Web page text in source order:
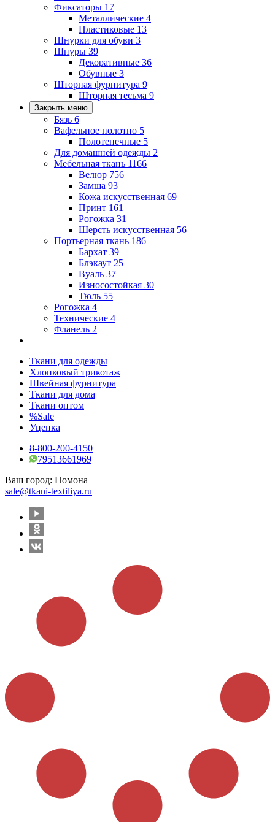
Фиксаторы 17
Металлические 4
Пластиковые 13
Шнурки для обуви 3
Шнуры 39
Декоративные 36
Обувные 3
Шторная фурнитура 9
Шторная тесьма 9
Закрыть меню
Бязь 6
Вафельное полотно 5
Полотенечные 5
Для домашней одежды 2
Мебельная ткань 1166
Велюр 756
Замша 93
Кожа искусственная 69
Принт 161
Рогожка 31
Шерсть искусственная 56
Портьерная ткань 186
Бархат 39
Блэкаут 25
Вуаль 37
Износостойкая 30
Тюль 55
Рогожка 4
Технические 4
Фланель 2
Ткани для одежды
Хлопковый трикотаж
Швейная фурнитура
Ткани для дома
Ткани оптом
%Sale
Уценка
8-800-200-4150
79513661969
Ваш город: Помона
sale@tkani-textiliya.ru